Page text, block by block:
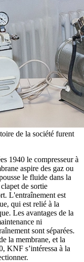
de la société furent
1940 le compresseur à
aspire des gaz ou
le fluide dans la
de sortie
L'entraînement est
qui est relié à la
Les avantages de la
ni
sont séparées.
la membrane, et la
KNF s’intéressa à la